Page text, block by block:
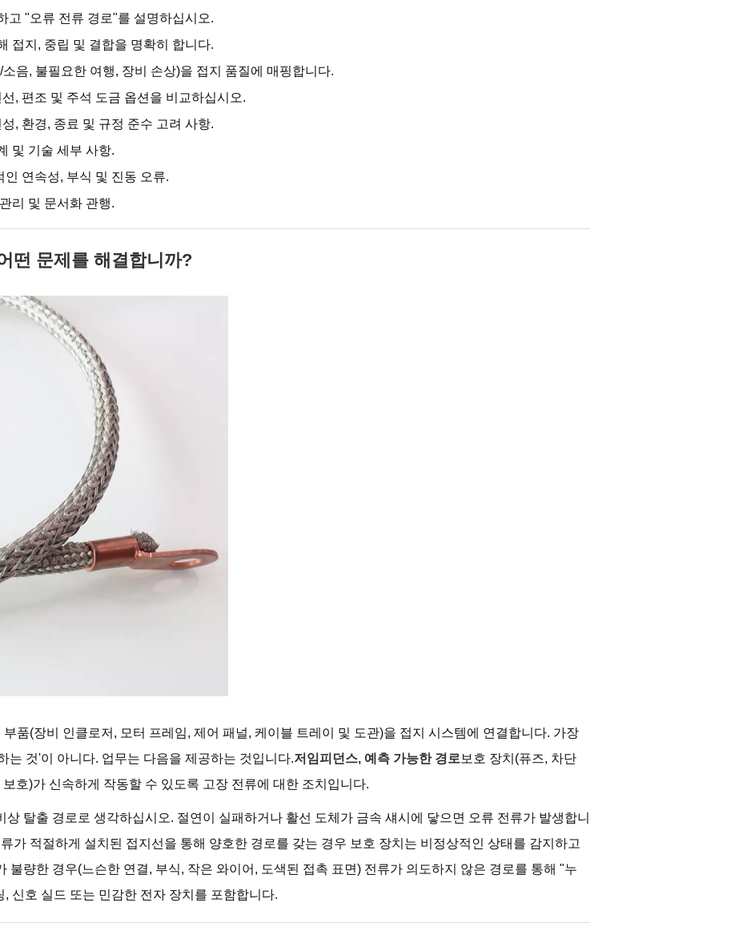
고 "오류 전류 경로"를 설명하십시오.
접지, 중립 및 결합을 명확히 합니다.
음, 불필요한 여행, 장비 손상)을 접지 품질에 매핑합니다.
, 편조 및 주석 도금 옵션을 비교하십시오.
, 환경, 종료 및 규정 준수 고려 사항.
및 기술 세부 사항.
연속성, 부식 및 진동 오류.
리 및 문서화 관행.
떤 문제를 해결합니까?
부품(장비 인클로저, 모터 프레임, 제어 패널, 케이블 트레이 및 도관)을 접지 시스템에 연결합니다. 가장
는 것'이 아니다. 업무는 다음을 제공하는 것입니다.저임피던스, 예측 가능한 경로 보호 장치(퓨즈, 차단
호)가 신속하게 작동할 수 있도록 고장 전류에 대한 조치입니다.
상 탈출 경로로 생각하십시오. 절연이 실패하거나 활선 도체가 금속 섀시에 닿으면 오류 전류가 발생합니
가 적절하게 설치된 접지선을 통해 양호한 경로를 갖는 경우 보호 장치는 비정상적인 상태를 감지하고
불량한 경우(느슨한 연결, 부식, 작은 와이어, 도색된 접촉 표면) 전류가 의도하지 않은 경로를 통해 "누
신호 실드 또는 민감한 전자 장치를 포함합니다.